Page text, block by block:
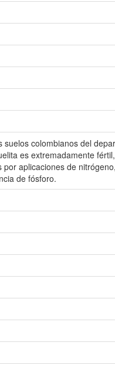
colombianos del
es extremadamente
aplicaciones de
de fósforo.